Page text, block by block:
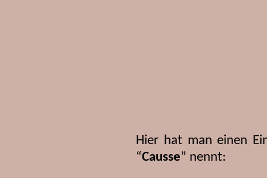
Hier hat man einen
“Causse” nennt: